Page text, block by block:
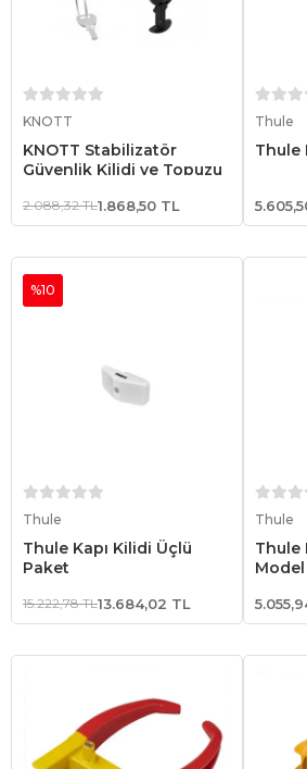
KNOTT
KNOTT Stabilizatör
Güvenlik Kilidi ve Topuzu
2.088,32 TL1.868,50 TL
Thule
Thule
Thule
Thule Kapı Kilidi Üçlü
Paket
%10
15.222,78 TL13.684,02 TL
Thule
Thule
Model